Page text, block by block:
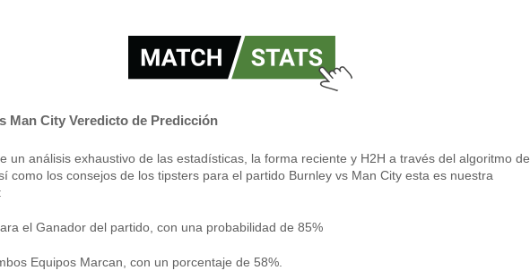
Man City Veredicto de Predicción
un análisis exhaustivo de las estadísticas, la forma reciente y H2H a través del algoritmo de
como los consejos de los tipsters para el partido Burnley vs Man City esta es nuestra
el Ganador del partido, con una probabilidad de 85%
Equipos Marcan, con un porcentaje de 58%.